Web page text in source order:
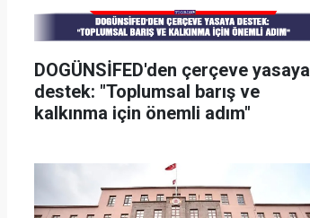
DOGÜNSİFED'den çerçeve yasaya
destek: "Toplumsal barış ve
kalkınma için önemli adım"